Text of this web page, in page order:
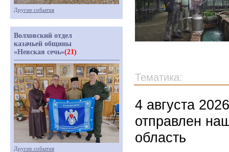
Тематика:
4 августа
отправлен
область
Другие события
Волховский отдел
казачьей общины
«Невская сечь»(21)
Другие события